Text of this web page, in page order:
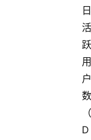
日
活
跃
用
户
数
（
D